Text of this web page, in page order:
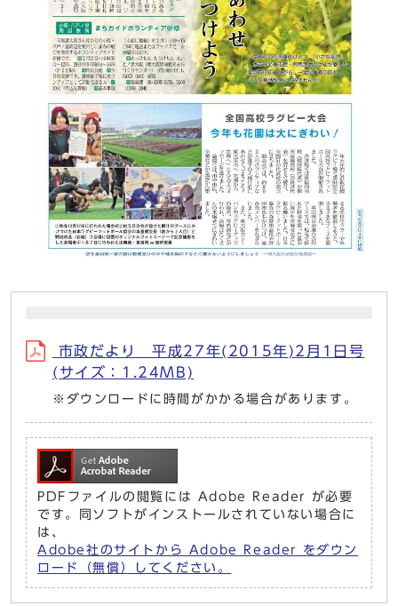
市政だより 平成27年(2015年)2月1日号
(サイズ：1.24MB)
※ダウンロードに時間がかかる場合があります。
PDFファイルの閲覧には Adobe Reader が必要
です。同ソフトがインストールされていない場合に
は、
Adobe社のサイトから Adobe Reader をダウン
ロード（無償）してください。